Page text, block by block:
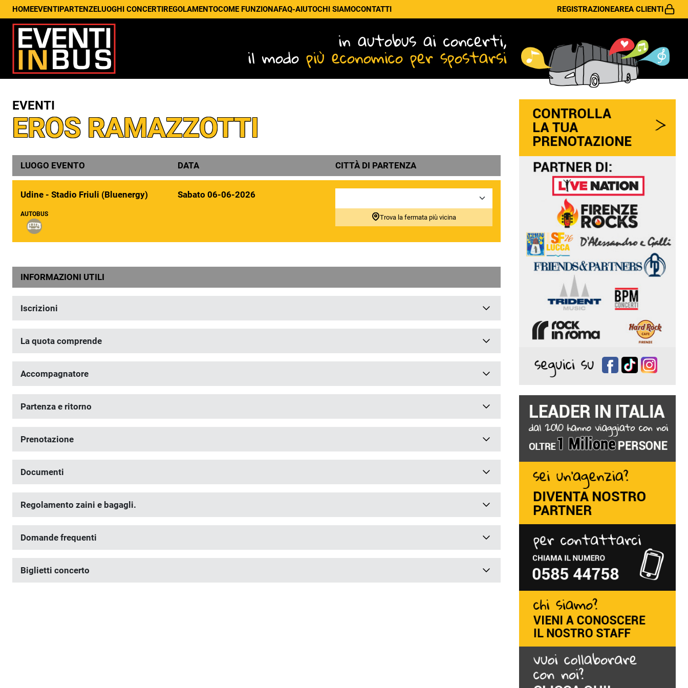
HOMEEVENTIPARTENZELUOGHI CONCERTIREGOLAMENTOCOME FUNZIONAFAQ-AIUTOCHI SIAMOCONTATTI REGISTRAZIONEAREA CLIENTI
in autobus ai concerti,
il modo più economico per spostarsi
EVENTI
EROS RAMAZZOTTI
LUOGO EVENTO DATA CITTÀ DI PARTENZA
Udine - Stadio Friuli (Bluenergy)
AUTOBUS
Sabato 06-06-2026
Trova la fermata più vicina
INFORMAZIONI UTILI
Iscrizioni
La quota comprende
Accompagnatore
Partenza e ritorno
Prenotazione
Documenti
Regolamento zaini e bagagli.
Domande frequenti
Biglietti concerto